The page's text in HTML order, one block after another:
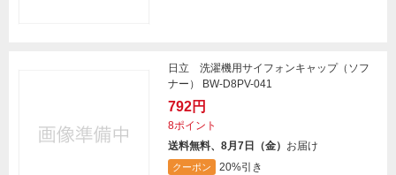
日立 洗濯機用サイフォンキャップ（ソフ
ナー） BW-D8PV-041
792円
8ポイント
送料無料、8月7日（金） お届け
クーポン 20%引き